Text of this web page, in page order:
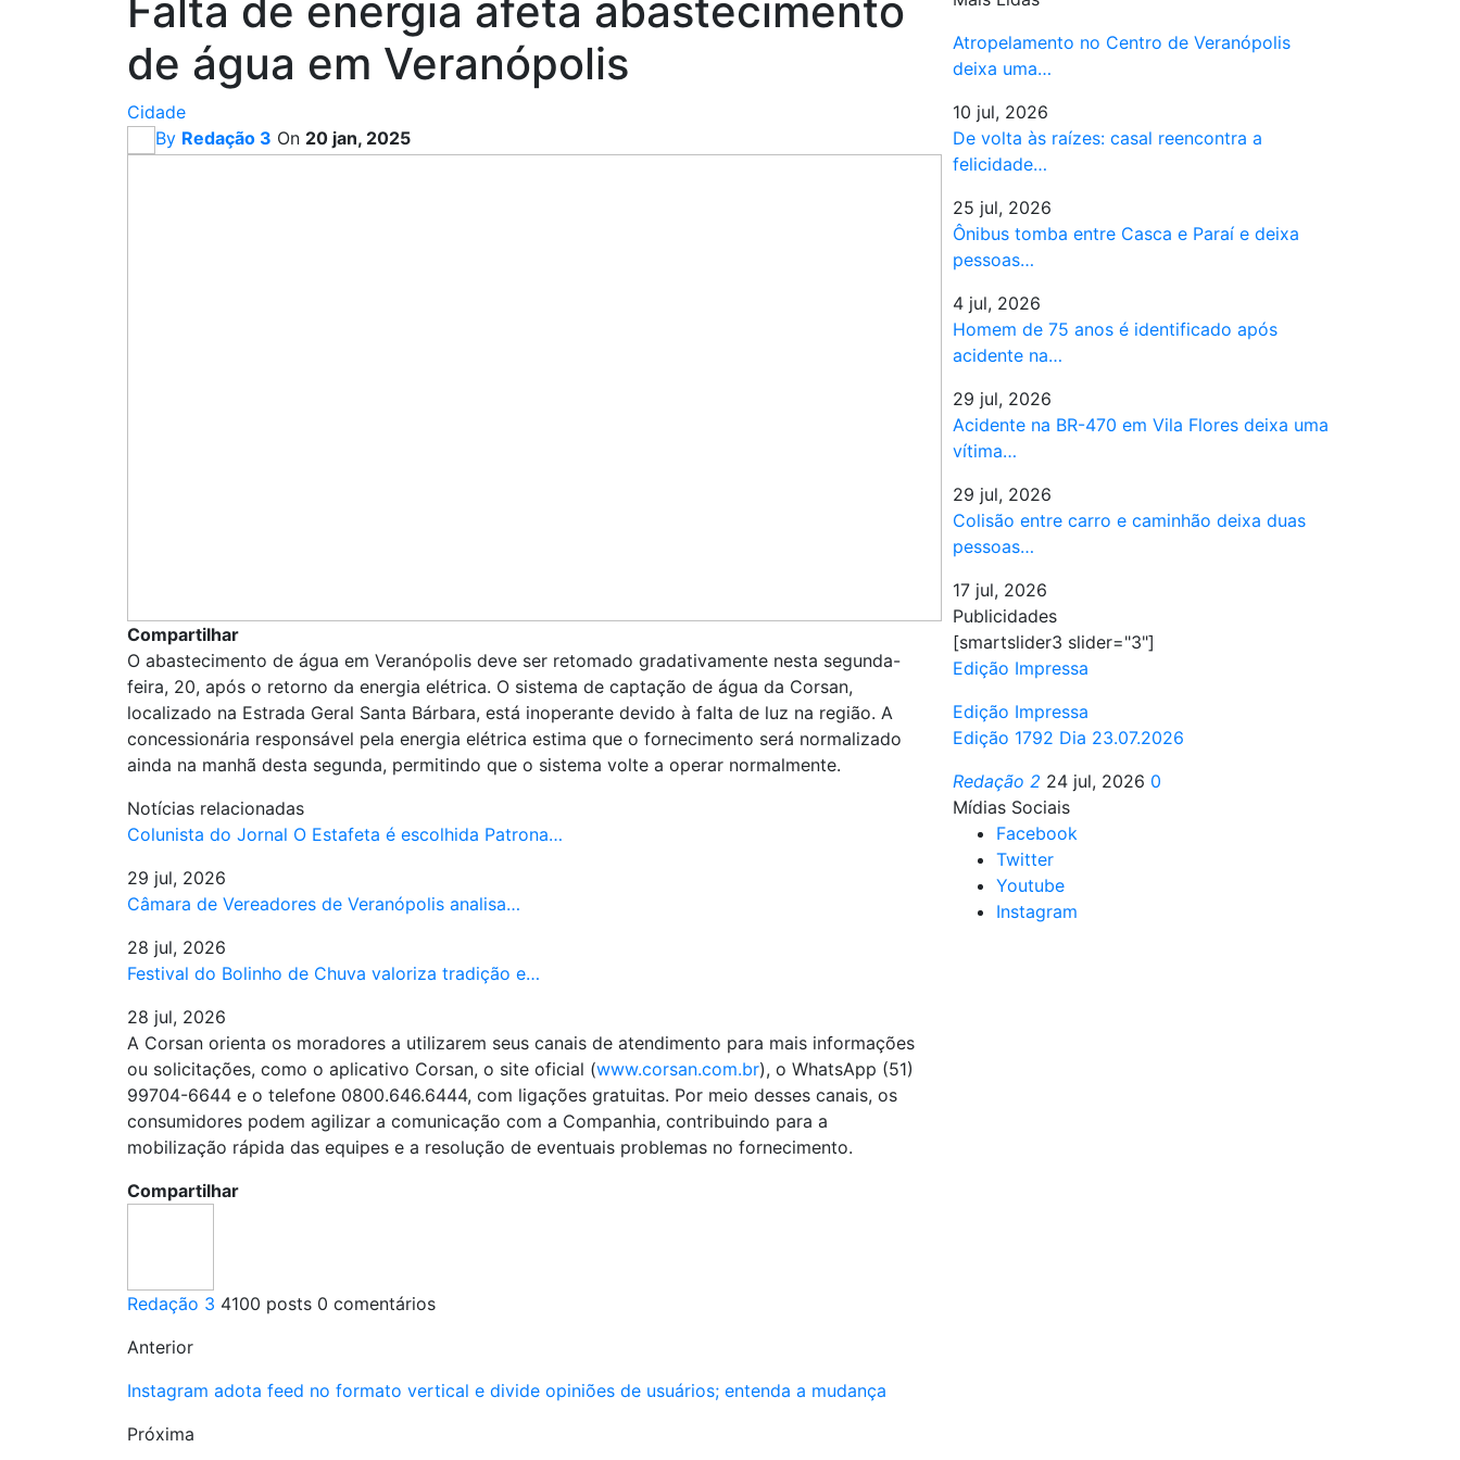
Falta de energia afeta abastecimento
de água em Veranópolis
Cidade
By Redação 3 On 20 jan, 2025
Compartilhar
O abastecimento de água em Veranópolis deve ser retomado gradativamente nesta segunda-
feira, 20, após o retorno da energia elétrica. O sistema de captação de água da Corsan,
localizado na Estrada Geral Santa Bárbara, está inoperante devido à falta de luz na região. A
concessionária responsável pela energia elétrica estima que o fornecimento será normalizado
ainda na manhã desta segunda, permitindo que o sistema volte a operar normalmente.
Notícias relacionadas
Colunista do Jornal O Estafeta é escolhida Patrona…
29 jul, 2026
Câmara de Vereadores de Veranópolis analisa…
28 jul, 2026
Festival do Bolinho de Chuva valoriza tradição e…
28 jul, 2026
A Corsan orienta os moradores a utilizarem seus canais de atendimento para mais informações
ou solicitações, como o aplicativo Corsan, o site oficial (www.corsan.com.br), o WhatsApp (51)
99704-6644 e o telefone 0800.646.6444, com ligações gratuitas. Por meio desses canais, os
consumidores podem agilizar a comunicação com a Companhia, contribuindo para a
mobilização rápida das equipes e a resolução de eventuais problemas no fornecimento.
Compartilhar
Redação 3 4100 posts 0 comentários
Anterior
Instagram adota feed no formato vertical e divide opiniões de usuários; entenda a mudança
Próxima
Atropelamento no Centro de Veranópolis
deixa uma…
10 jul, 2026
De volta às raízes: casal reencontra a
felicidade…
25 jul, 2026
Ônibus tomba entre Casca e Paraí e deixa
pessoas…
4 jul, 2026
Homem de 75 anos é identificado após
acidente na…
29 jul, 2026
Acidente na BR-470 em Vila Flores deixa uma
vítima…
29 jul, 2026
Colisão entre carro e caminhão deixa duas
pessoas…
17 jul, 2026
Publicidades
[smartslider3 slider="3"]
Edição Impressa
Edição Impressa
Edição 1792 Dia 23.07.2026
Redação 2 24 jul, 2026 0
Mídias Sociais
Facebook
Twitter
Youtube
Instagram